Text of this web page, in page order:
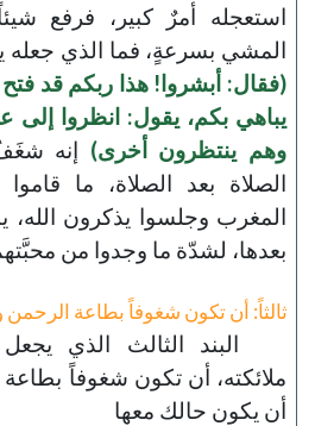
استعجله أمرٌ كبير، فرفع
المشي بسرعةٍ، فما الذي جعله
(فقال: أبشروا! هذا ربكم قد فتح
يباهي بكم، يقول: انظروا إلى
وهم ينتظرون أخرى) إنه
الصلاة بعد الصلاة، ما
المغرب وجلسوا يذكرون الله،
بعدها، لشدّة ما وجدوا من
ثالثاً: أن تكون شغوفاً بطاعة الرحمن
البند الثالث الذي
ملائكته، أن تكون شغوفاً بطاعة
أن يكون حالك معها